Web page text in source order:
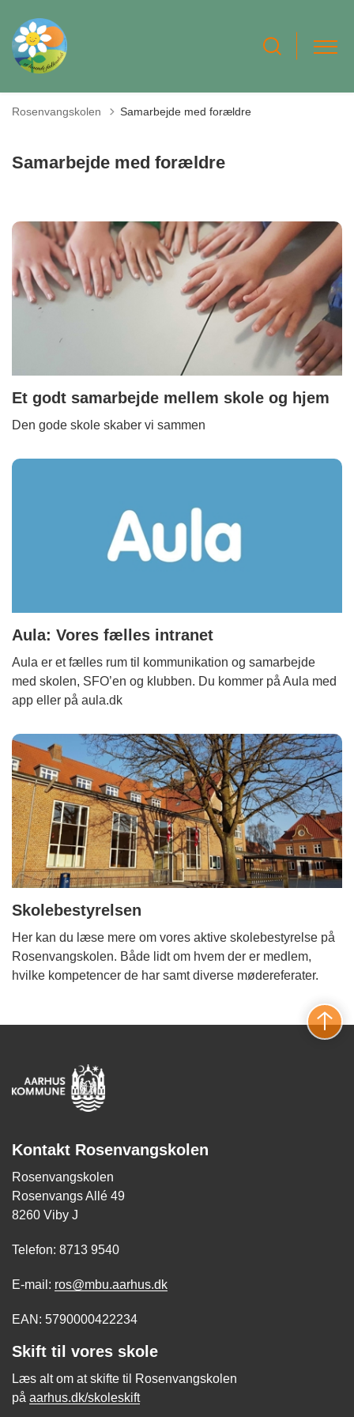
Rosenvangskolen Samarbejde med forældre
Samarbejde med forældre
Et godt samarbejde mellem skole og hjem
Den gode skole skaber vi sammen
Aula: Vores fælles intranet
Aula er et fælles rum til kommunikation og samarbejde
med skolen, SFO’en og klubben. Du kommer på Aula med
app eller på aula.dk
Skolebestyrelsen
Her kan du læse mere om vores aktive skolebestyrelse på
Rosenvangskolen. Både lidt om hvem der er medlem,
hvilke kompetencer de har samt diverse mødereferater.
Kontakt Rosenvangskolen
Rosenvangskolen
Rosenvangs Allé 49
8260 Viby J
Telefon: 8713 9540
E-mail: ros@mbu.aarhus.dk
EAN: 5790000422234
Skift til vores skole
Læs alt om at skifte til Rosenvangskolen
på aarhus.dk/skoleskift